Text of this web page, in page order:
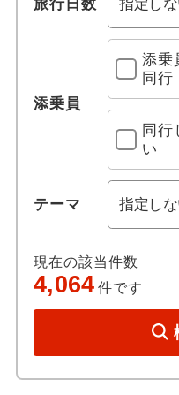
旅行日数
添乗員
添乗
同行
同行
い
テーマ
現在の該当件数
4,064 件です
プタリン･ジャ
ジョホールバル
ポートディクソ
レンタカー付き
宿泊施設、送迎 他
プールあり
ホテル日本語スタ
歴史 / 文化
世界遺産
歴史